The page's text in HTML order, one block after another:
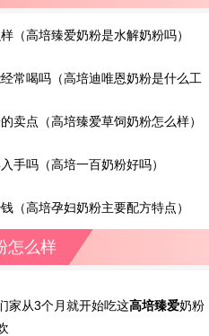
（高培臻爱奶粉是水解奶粉吗）
常喝吗（高培迪唯恩奶粉是什么工
卖点（高培臻爱草饲奶粉怎么样）
手吗（高培一百奶粉好吗）
（高培孕妇奶粉主要配方特点）
怎么样
家从3个月就开始吃这高培臻爱奶粉